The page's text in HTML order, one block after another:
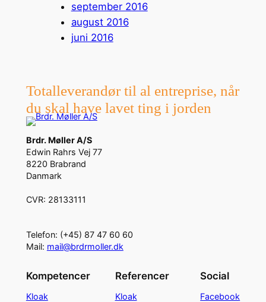
september 2016
august 2016
juni 2016
Totalleverandør til al entreprise, når
du skal have lavet ting i jorden
Brdr. Møller A/S
Edwin Rahrs Vej 77
8220 Brabrand
Danmark
CVR: 28133111
Telefon: (+45) 87 47 60 60
Mail: mail@brdrmoller.dk
Kompetencer
Kloak
Referencer
Kloak
Social
Facebook